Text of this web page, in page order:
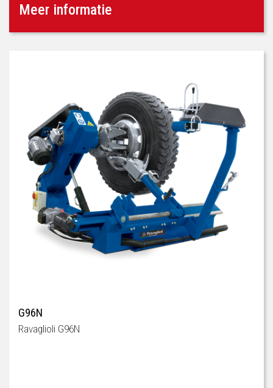
Meer informatie
G96N
Ravaglioli G96N